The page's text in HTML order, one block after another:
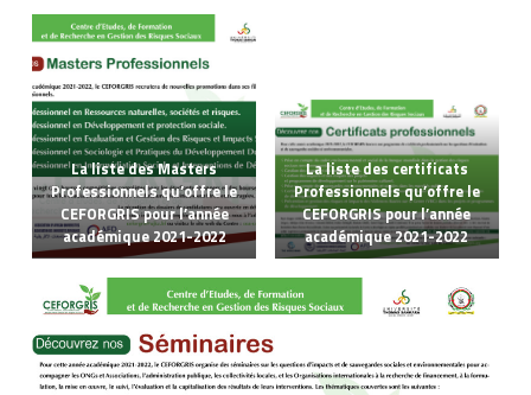
La liste des Masters
Professionnels qu’offre le
CEFORGRIS pour l’année
académique 2021-2022
La liste des certificats
Professionnels qu’offre le
CEFORGRIS pour l’année
académique 2021-2022